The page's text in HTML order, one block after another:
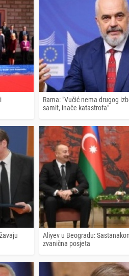
Rama: "Vučić nema drugog
samit, inače katastrofa"
Aliyev u Beogradu:
zvanična posjeta